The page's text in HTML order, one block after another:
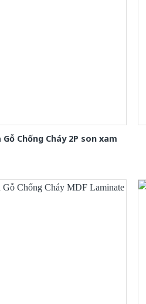
Gỗ Chống Cháy 2P son xam